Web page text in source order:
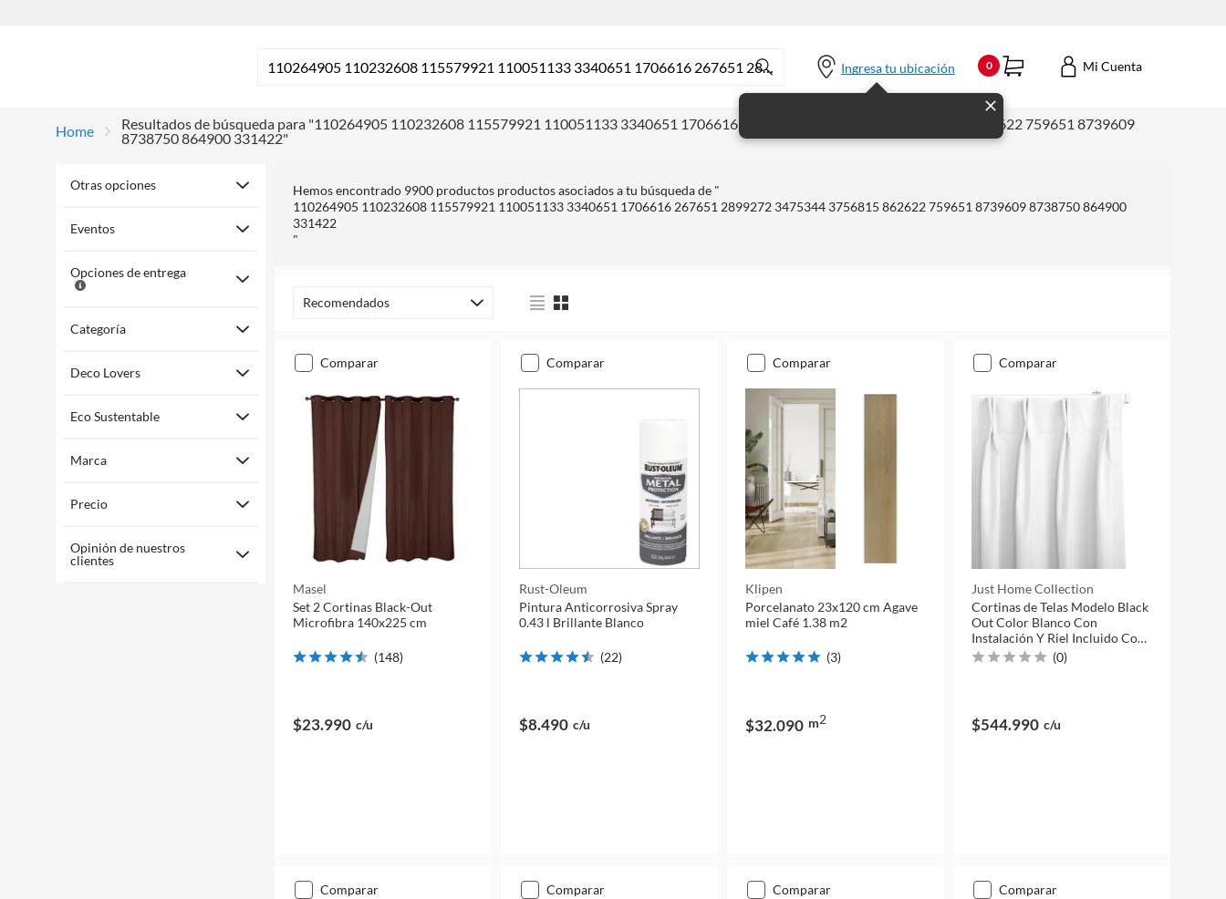
Ingresa tu ubicación 0 Mi Cuenta
home
Resultados de búsqueda para "110264905 110232608 115579921 110051133 3340651 1706616 267651 2899272 3475344 3756815 862622 759651 8739609
8738750 864900 331422"
Otras opciones
Eventos
Opciones de entrega
Categoría
Deco Lovers
Eco Sustentable
Marca
Precio
Opinión de nuestros
clientes
Hemos encontrado 9900 productos productos asociados a tu búsqueda de "
110264905 110232608 115579921 110051133 3340651 1706616 267651 2899272 3475344 3756815 862622 759651 8739609 8738750 864900
331422
"
Recomendados
comparar
Masel
Set 2 Cortinas Black-Out
Microfibra 140x225 cm
(148)
$23.990 c/u
comparar
Rust-Oleum
Pintura Anticorrosiva Spray
0.43 l Brillante Blanco
(22)
$8.490 c/u
comparar
Klipen
Porcelanato 23x120 cm Agave
miel Café 1.38 m2
(3)
$32.090 m2
comparar
Just Home Collection
Cortinas de Telas Modelo Black
Out Color Blanco Con
Instalación Y Riel Incluido Con
Medidas en Ancho Entre 75
(0)
$544.990 c/u
comparar comparar comparar comparar